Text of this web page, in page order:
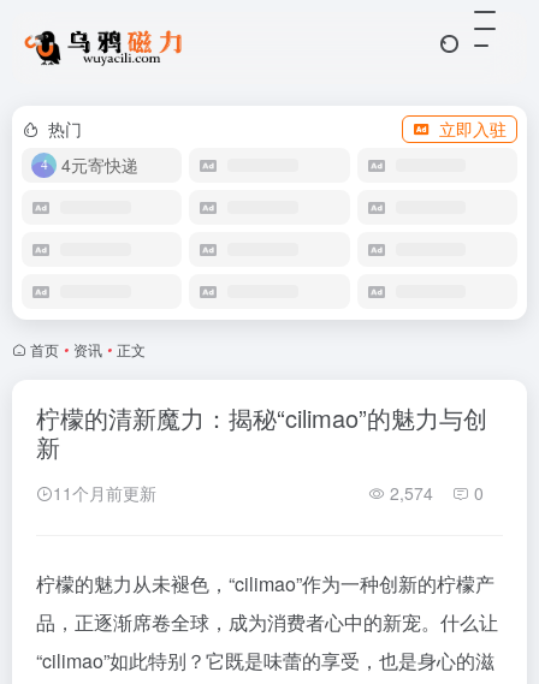
热门
立即入驻
4元寄快递
首页 • 资讯 • 正文
柠檬的清新魔力：揭秘“cilimao”的魅力与创
新
11个月前更新 2,574 0
柠檬的魅力从未褪色，“cilimao”作为一种创新的柠檬产
品，正逐渐席卷全球，成为消费者心中的新宠。什么让
“cilimao”如此特别？它既是味蕾的享受，也是身心的滋